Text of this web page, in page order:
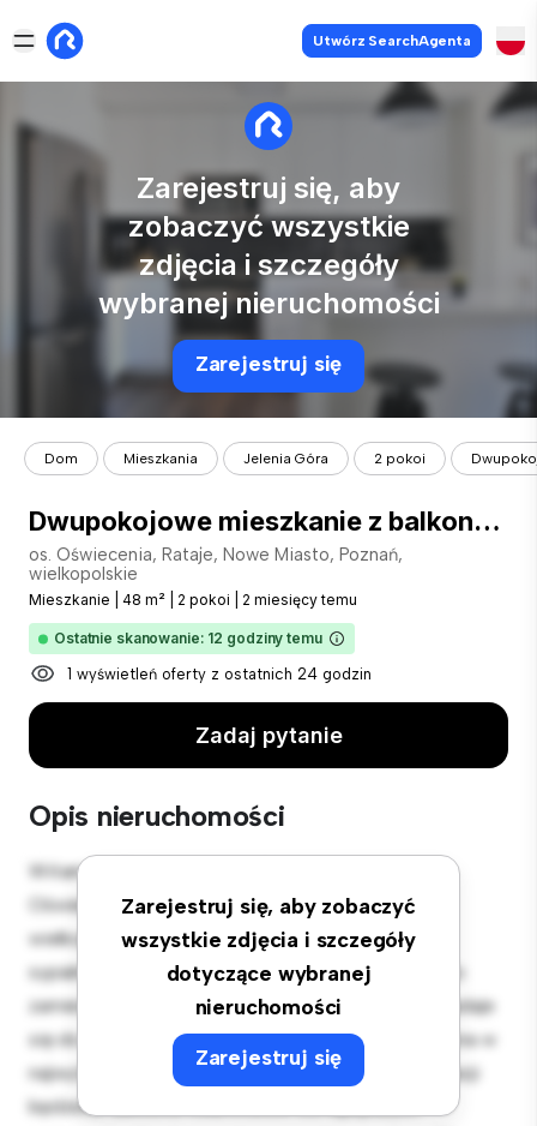
Utwórz SearchAgenta
Zarejestruj się, aby
zobaczyć wszystkie
zdjęcia i szczegóły
wybranej nieruchomości
Zarejestruj się
Dom Mieszkania Jelenia Góra 2 pokoi
Dwupokojowe mieszkanie z balkonem - Os. Oświecenia
os. Oświecenia, Rataje, Nowe Miasto, Poznań,
wielkopolskie
Mieszkanie 48 m² 2 pokoi 2 miesięcy temu
Ostatnie skanowanie: 12 godziny temu
1 wyświetleń oferty z ostatnich 24 godzin
Zadaj pytanie
Opis nieruchomości
Zarejestruj się, aby zobaczyć
wszystkie zdjęcia i szczegóły
dotyczące wybranej
nieruchomości
Zarejestruj się
Witamy w Twojej nowej miejskiej oazie w os.
Oświecenia, Rataje, Nowe Miasto, Poznań,
wielkopolskie! Ten nowoczesny apartament z 2
sypialniami oferuje stylową i przytulną przestrzeń do
zamieszkania. Otwarta koncepcja układu idealnie nadaje
się do rozrywki, a elegancka kuchnia jest wyposażona w
najwyższej jakości sprzęt. Dzięki doskonałej lokalizacji
będziesz zaledwie kilka kroków od najlepszych